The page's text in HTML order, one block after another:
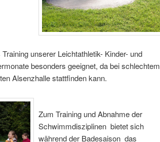
unserer Leichtathletik- Kinder- und
besonders geeignet, da bei schlechtem
Alsenzhalle stattfinden kann.
Zum Training und Abnahme der
Schwimmdisziplinen bietet sich
während der Badesaison das